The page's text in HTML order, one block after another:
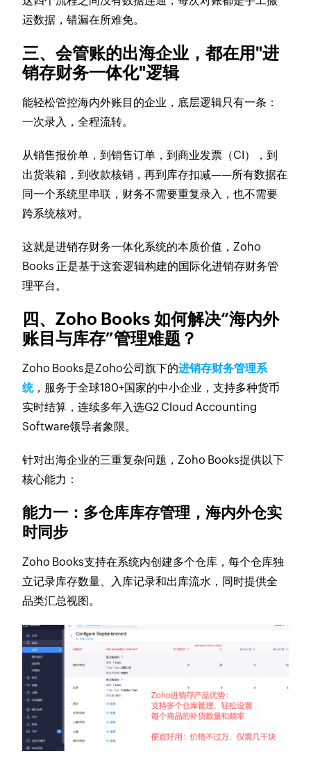
运数据，错漏在所难免。
三、会管账的出海企业，都在用"进
销存财务一体化"逻辑
能轻松管控海内外账目的企业，底层逻辑只有一条：
一次录入，全程流转。
从销售报价单，到销售订单，到商业发票（CI），到
出货装箱，到收款核销，再到库存扣减——所有数据在
同一个系统里串联，财务不需要重复录入，也不需要
跨系统核对。
这就是进销存财务一体化系统的本质价值，Zoho
Books 正是基于这套逻辑构建的国际化进销存财务管
理平台。
四、Zoho Books 如何解决“海内外
账目与库存”管理难题？
Zoho Books是Zoho公司旗下的进销存财务管理系
统，服务于全球180+国家的中小企业，支持多种货币
实时结算，连续多年入选G2 Cloud Accounting
Software领导者象限。
针对出海企业的三重复杂问题，Zoho Books提供以下
核心能力：
能力一：多仓库库存管理，海内外仓实
时同步
Zoho Books支持在系统内创建多个仓库，每个仓库独
立记录库存数量、入库记录和出库流水，同时提供全
品类汇总视图。